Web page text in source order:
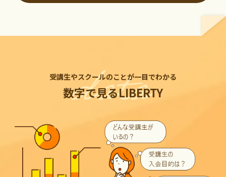
受講生やスクールのことが一目でわかる
数字で見るLIBERTY